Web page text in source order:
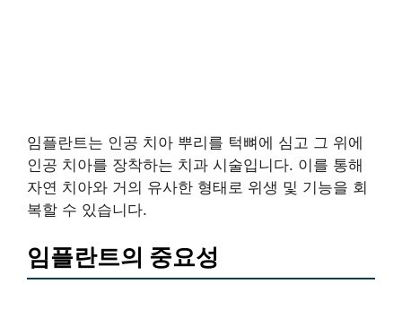
임플란트는 인공 치아 뿌리를 턱뼈에 심고 그 위에
인공 치아를 장착하는 치과 시술입니다. 이를 통해
자연 치아와 거의 유사한 형태로 위생 및 기능을 회
복할 수 있습니다.
임플란트의 중요성